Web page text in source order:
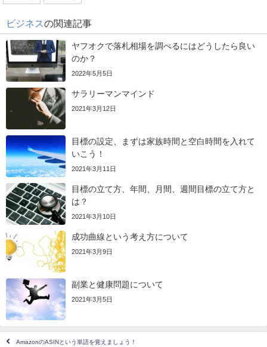
ビジネスの関連記事
ヤフオクで落札相場を調べるにはどうしたら良い
のか？
2022年5月5日
サラリーマンマインド
2021年3月12日
目標の設定、まずは家族時間と空白時間を入れて
いこう！
2021年3月11日
目標の立て方、年間、月間、週間目標の立て方と
は？
2021年3月10日
成功曲線という考え方について
2021年3月9日
副業と健康問題について
2021年3月5日
AmazonのASINという単語を覚えましょう！